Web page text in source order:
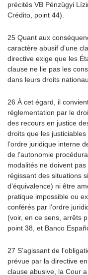
précités VB Pénzügyi
Crédito, point 44).
25 Quant aux
caractère abusif d’une
directive exige que les
clause ne lie pas les
dans leurs droits
26 À cet égard, il
réglementation par le
des recours en justice
droits que les
l’ordre juridique interne
de l’autonomie
modalités ne doivent
régissant des situations
d’équivalence) ni être
pratique impossible ou
conférés par l’ordre
(voir, en ce sens, arrêts
point 38, et Banco
27 S’agissant de
prévue par la directive
clause abusive, la Cour